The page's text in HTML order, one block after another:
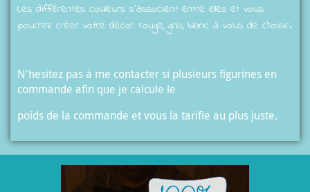
Les différentes couleurs s'associent entre elles et vous
pourrez créer votre décor: rouge, gris, blanc à vous de choisir.
N'hesitez pas à me contacter si plusieurs figurines en
commande afin que je calcule le
poids de la commande et vous la tarifie au plus juste.